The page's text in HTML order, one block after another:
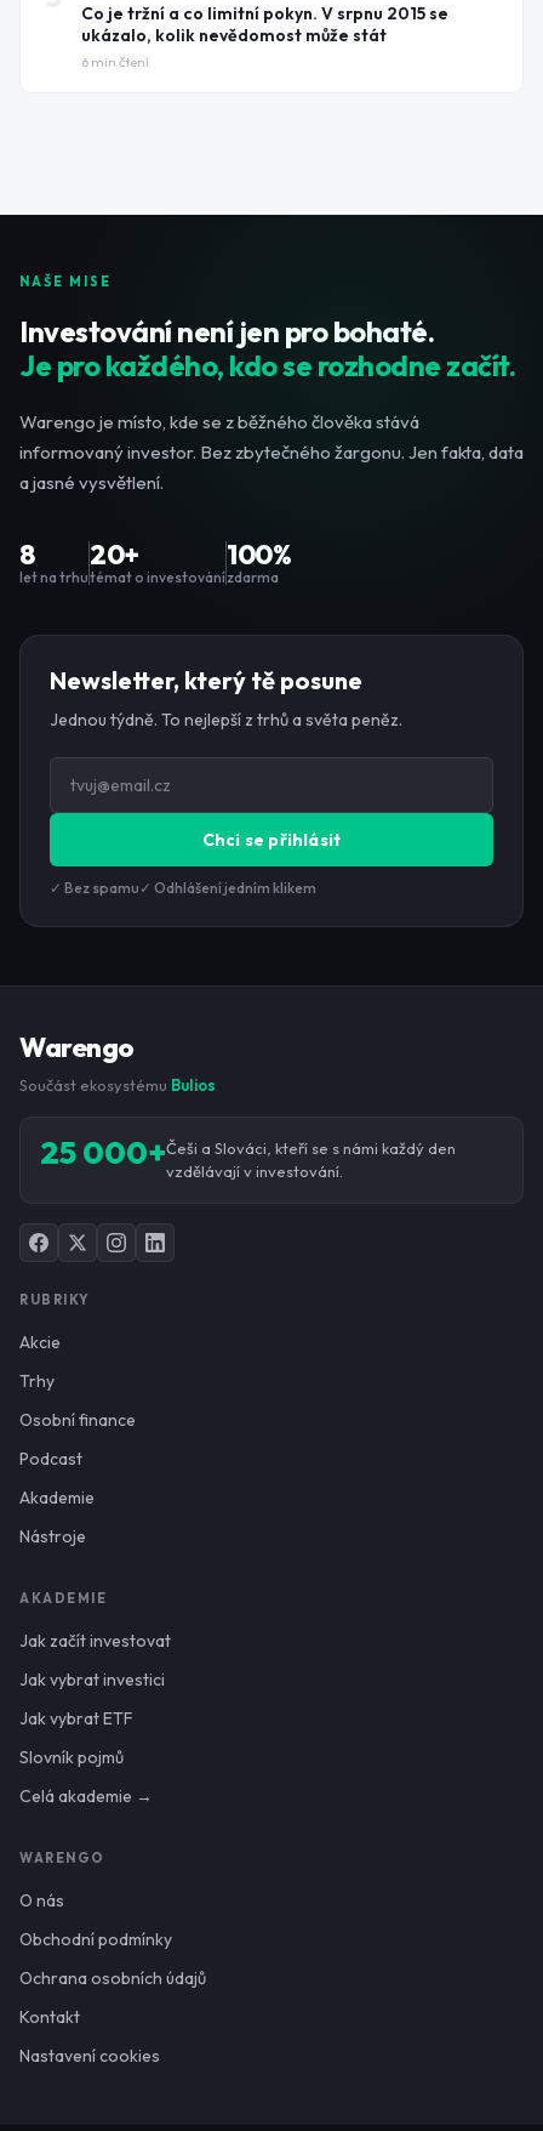
Co je tržní a co limitní pokyn. V srpnu 2015 se
ukázalo, kolik nevědomost může stát
6 min čtení
NAŠE MISE
Investování není jen pro bohaté.
Je pro každého, kdo se rozhodne začít.
Warengo je místo, kde se z běžného člověka stává
informovaný investor. Bez zbytečného žargonu. Jen fakta, data
a jasné vysvětlení.
8
let na trhu
20+
témat o investování
100%
zdarma
Newsletter, který tě posune
Jednou týdně. To nejlepší z trhů a světa peněz.
Chci se přihlásit
✓ Bez spamu ✓ Odhlášení jedním klikem
Warengo
Součást ekosystému Bulios
25 000+Češi a Slováci, kteří se s námi každý den
vzdělávají v investování.
RUBRIKY
Akcie
Trhy
Osobní finance
Podcast
Akademie
Nástroje
AKADEMIE
Jak začít investovat
Jak vybrat investici
Jak vybrat ETF
Slovník pojmů
Celá akademie →
WARENGO
O nás
Obchodní podmínky
Ochrana osobních údajů
Kontakt
Nastavení cookies